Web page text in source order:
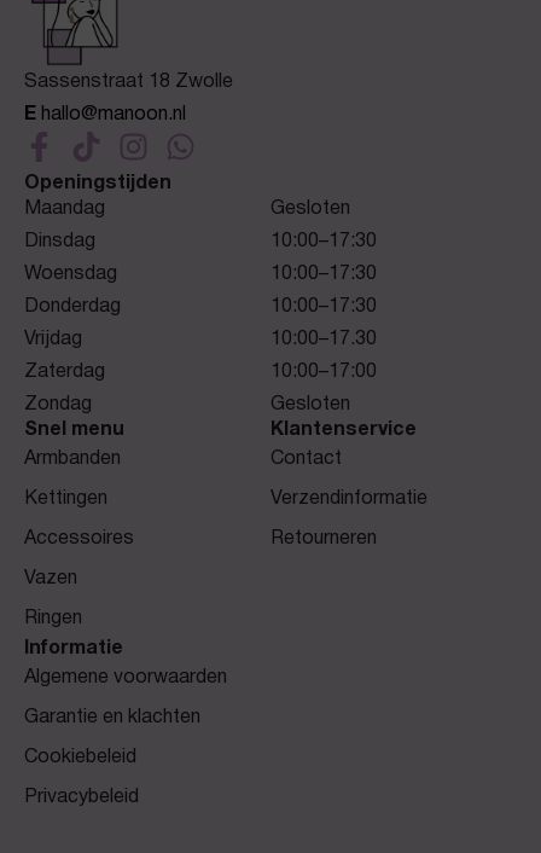
Sassenstraat 18 Zwolle
E hallo@manoon.nl
Openingstijden
Maandag
Gesloten
Dinsdag
10:00–17:30
Woensdag
10:00–17:30
Donderdag
10:00–17:30
Vrijdag
10:00–17.30
Zaterdag
10:00–17:00
Zondag
Gesloten
Snel menu
Armbanden
Kettingen
Accessoires
Vazen
Ringen
Klantenservice
Contact
Verzendinformatie
Retourneren
Informatie
Algemene voorwaarden
Garantie en klachten
Cookiebeleid
Privacybeleid